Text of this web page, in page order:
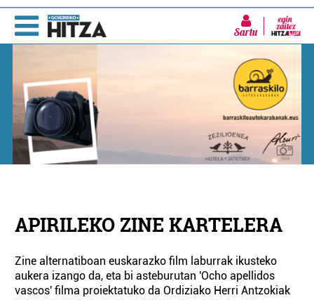
Sartu
APIRILEKO ZINE KARTELERA
Zine alternatiboan euskarazko film laburrak ikusteko
aukera izango da, eta bi asteburutan 'Ocho apellidos
vascos' filma proiektatuko da Ordiziako Herri Antzokiak